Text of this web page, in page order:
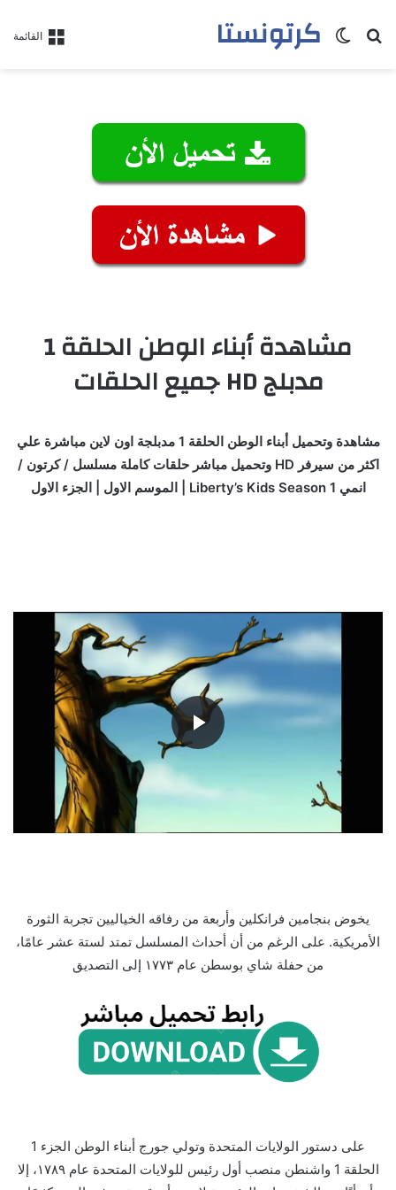
القائمة كرتونستابحث عنالوضع المظلم
مشاهدة أبناء الوطن الحلقة 1
مدبلج HD جميع الحلقات
مشاهدة وتحميل أبناء الوطن الحلقة 1 مدبلجة اون لاين مباشرة علي
اكثر من سيرفر HD وتحميل مباشر حلقات كاملة مسلسل / كرتون /
انمي Liberty’s Kids Season 1 | الموسم الاول | الجزء الاول
يخوض بنجامين فرانكلين وأربعة من رفاقه الخياليين تجربة الثورة
الأمريكية. على الرغم من أن أحداث المسلسل تمتد لستة عشر عامًا،
من حفلة شاي بوسطن عام ١٧٧٣ إلى التصديق
على دستور الولايات المتحدة وتولي جورج أبناء الوطن الجزء 1
الحلقة 1 واشنطن منصب أول رئيس للولايات المتحدة عام ١٧٨٩، إلا